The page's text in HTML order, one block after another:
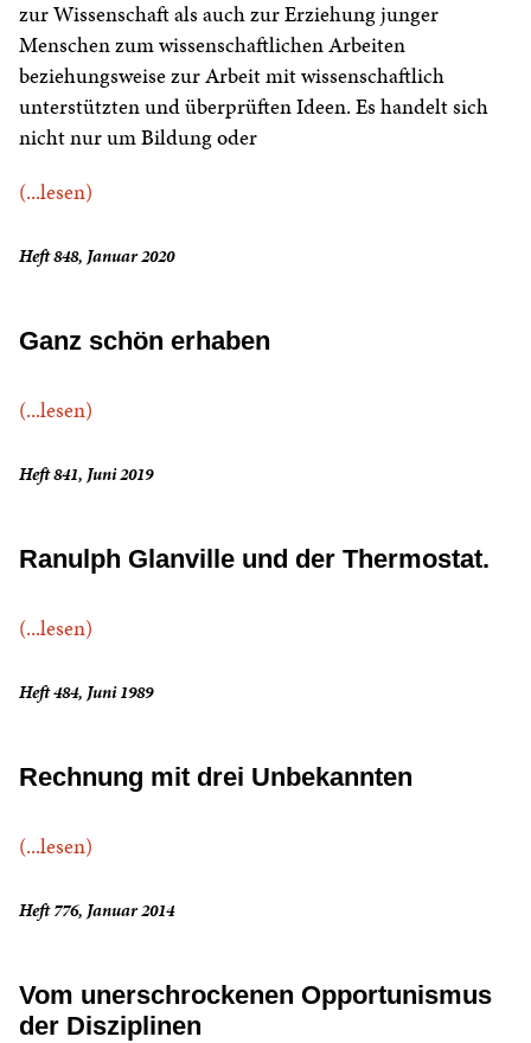
zur Wissenschaft als auch zur Erziehung junger
Menschen zum wissenschaftlichen Arbeiten
beziehungsweise zur Arbeit mit wissenschaftlich
unterstützten und überprüften Ideen. Es handelt sich
nicht nur um Bildung oder
(...lesen)
Heft 848, Januar 2020
Ganz schön erhaben
(...lesen)
Heft 841, Juni 2019
Ranulph Glanville und der Thermostat.
(...lesen)
Heft 484, Juni 1989
Rechnung mit drei Unbekannten
(...lesen)
Heft 776, Januar 2014
Vom unerschrockenen Opportunismus
der Disziplinen